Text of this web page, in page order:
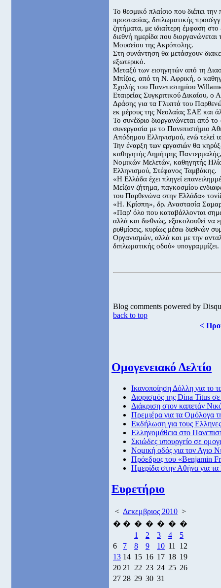
Το θεσμικό πλαίσιο που διέπει
προστασίας, διπλωματικής
ζητήματα, με ιδιαίτερη έμφαση
διεθνή ημερίδα που
Μουσείου της Ακρόπολης.
Στη συνάντηση θα μετάσχουν
εξωτερικό.
Μεταξύ των εισηγητών από τη
Μπίζος, από τη Ν. Αφρική, ο
Σχολής του Πανεπιστημίου
Εταιρείας Συγκριτικού Δικαίου,
Δράσης για τα Γλυπτά του
εκ μέρους της Νεολαίας ΣΑΕ και
Το συνέδριο διοργανώνεται από
συνεργασία με το Πανεπιστήμιο
Απόδημου Ελληνισμού, ενώ τελεί
Την έναρξη των εργασιών θα
καθηγητής Δημήτρης
Νομικών Μελετών, καθηγητής
Ελληνισμού, Στέφανος Ταμβάκης.
«Η Ελλάδα έχει πληγεί
Μείζον ζήτημα, παγκοσμίου
του Παρθενώνα στην Ελλάδα»
«Η. Κρίσπη», δρ. Αναστασία
«Παρ' όλο που καταβάλλονται
αλλά και διεθνώς, εξακολουθεί να
ρυθμίσεις, κυρίως μέσω διεθνών
Οργανισμών, αλλά και με την
διπλωματικής οδού» υπογραμμίζει.
Blog comments powered by
back to top
<
Ομογενειακό Δελτίο
Ικανοποίηση Δόλλη για το
Διορισμός της Dina Titus
Διάκριση στον καπετάν
Πρεμιέρα για τα Ομόλογα
Εκδήλωση για τους
Ελληνομάθεια στο
Σκιώδες υπουργείο σε
Νομική οδός για τον Αγιο
Πρόεδρος του «Benjamin
Ημερίδα στην Αθήνα για
Ευρετήριο
< Δεκεμβριος 2010 >
� � � � � � �
1
2 3 4
5
6
7 8 9 10 11
12
13 14 15 16 17 18 19
20 21 22 23 24 25 26
27 28 29 30 31